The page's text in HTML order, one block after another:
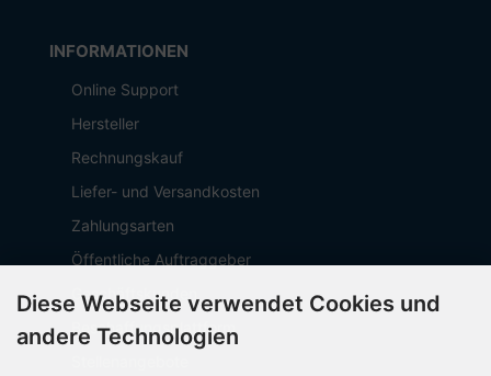
INFORMATIONEN
Online Support
Hersteller
Rechnungskauf
Liefer- und Versandkosten
Zahlungsarten
Öffentliche Auftraggeber
Geschäftskunden
Beschaffungsplattform
Diese Webseite verwendet Cookies und
andere Technologien